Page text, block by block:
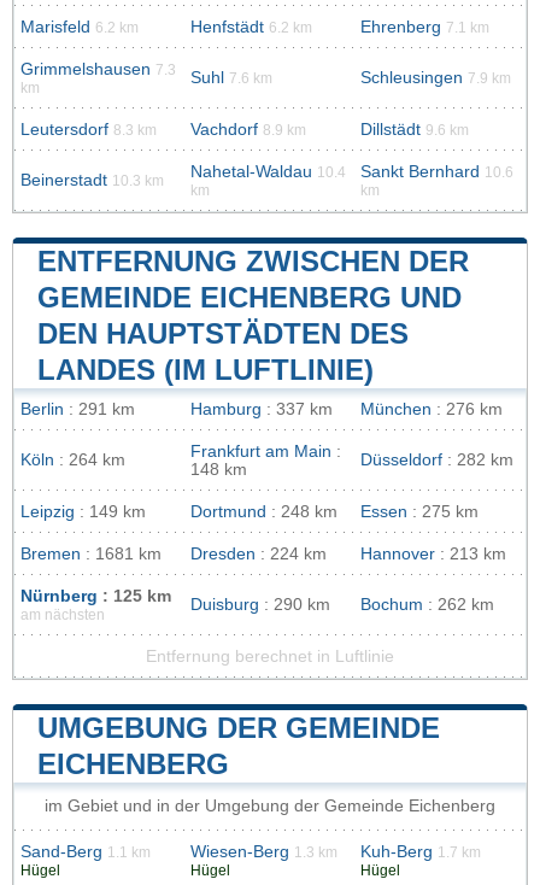
Marisfeld 6.2 km Henfstädt 6.2 km Ehrenberg 7.1 km
Grimmelshausen 7.3
km
Suhl 7.6 km Schleusingen 7.9 km
Leutersdorf 8.3 km Vachdorf 8.9 km Dillstädt 9.6 km
Beinerstadt 10.3 km Nahetal-Waldau 10.4
km
Sankt Bernhard 10.6
km
ENTFERNUNG ZWISCHEN DER
GEMEINDE EICHENBERG UND
DEN HAUPTSTÄDTEN DES
LANDES (IM LUFTLINIE)
Berlin : 291 km Hamburg : 337 km München : 276 km
Köln : 264 km Frankfurt am Main :
148 km
Düsseldorf : 282 km
Leipzig : 149 km Dortmund : 248 km Essen : 275 km
Bremen : 1681 km Dresden : 224 km Hannover : 213 km
Nürnberg : 125 km
am nächsten
Duisburg : 290 km Bochum : 262 km
Entfernung berechnet in Luftlinie
UMGEBUNG DER GEMEINDE
EICHENBERG
im Gebiet und in der Umgebung der Gemeinde Eichenberg
Sand-Berg 1.1 km
Hügel
Wiesen-Berg 1.3 km
Hügel
Kuh-Berg 1.7 km
Hügel